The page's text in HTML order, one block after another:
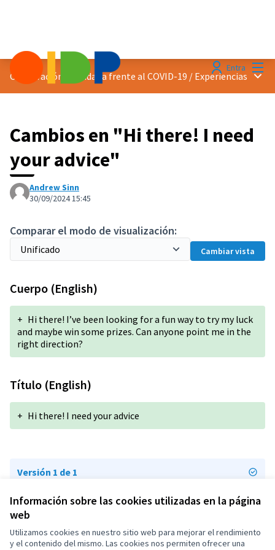
Información sobre las cookies utilizadas en la página
web
Utilizamos cookies en nuestro sitio web para mejorar el rendimiento
y el contenido del mismo. Las cookies nos permiten ofrecer una
Entra
Cooperación ciudadana frente al COVID-19 / Experiencias
Cambios en "Hi there! I need
your advice"
Andrew Sinn
30/09/2024 15:45
Comparar el modo de visualización:
Cambiar vista
Cuerpo (English)
+ Hi there! I’ve been looking for a fun way to try my luck
and maybe win some prizes. Can anyone point me in the
right direction?
Título (English)
+ Hi there! I need your advice
Versión 1 de 1
Términos y condiciones de uso
Configuración de cookies
OIDP en XOIDP en Facebook
OIDP en YouTube